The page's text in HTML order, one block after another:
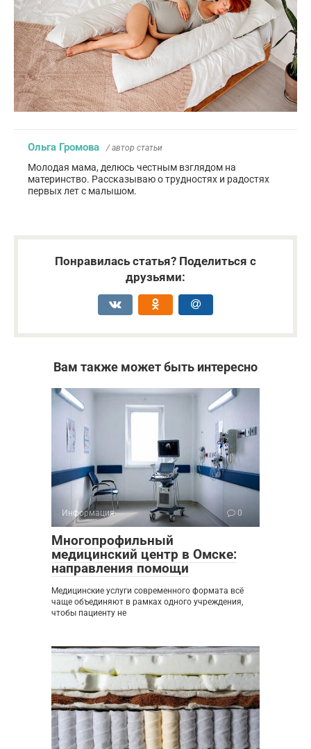
Ольга Громова / автор статьи
Молодая мама, делюсь честным взглядом на
материнство. Рассказываю о трудностях и радостях
первых лет с малышом.
Понравилась статья? Поделиться с
друзьями:
Вам также может быть интересно
Информация 0
Многопрофильный
медицинский центр в Омске:
направления помощи
Медицинские услуги современного формата всё
чаще объединяют в рамках одного учреждения,
чтобы пациенту не